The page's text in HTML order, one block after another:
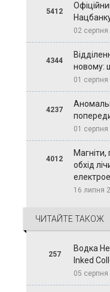
5412
02 серпня
4344
новому:
01 серпня
4237
01 серпня
4012
Магніти,
обхід
16 липня
ЧИТАЙТЕ ТАКОЖ
257
Водка
Inked
05 серпня